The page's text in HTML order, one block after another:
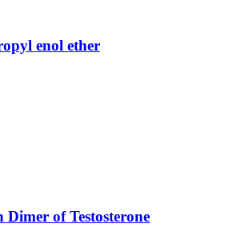
enol ether
of Testosterone